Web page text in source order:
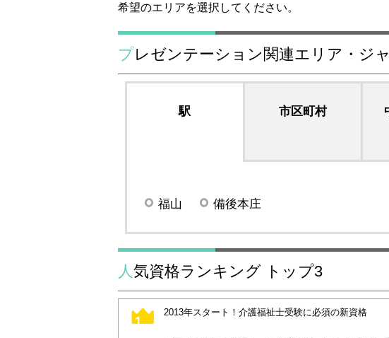
希望のエリアを選択してください。
プレゼンテーション関連エリア・ジ
駅
福山 備後本庄
市区町村
人気資格ランキング トップ3
1
2013年スタート！介護福祉士受験に必須の新資格